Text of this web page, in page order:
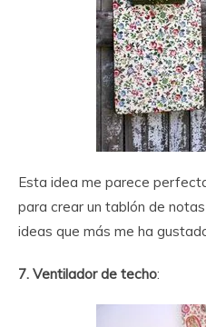
Esta idea me parece
para crear un tablón de
ideas que más me ha
7. Ventilador de techo: